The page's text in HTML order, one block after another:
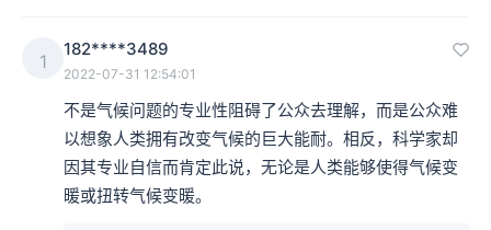
1
182****3489
2022-07-31 12:54:01
不是气候问题的专业性阻碍了公众去理解，而是公众难
以想象人类拥有改变气候的巨大能耐。相反，科学家却
因其专业自信而肯定此说，无论是人类能够使得气候变
暖或扭转气候变暖。